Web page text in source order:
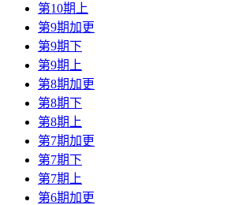
第10期上
第9期加更
第9期下
第9期上
第8期加更
第8期下
第8期上
第7期加更
第7期下
第7期上
第6期加更